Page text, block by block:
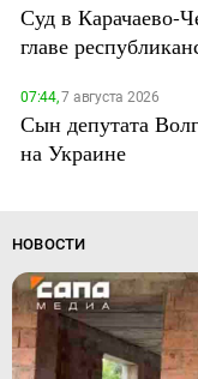
Суд в Карачаево-
главе
07:44,7 августа 2026
Сын депутата
на Украине
НОВОСТИ